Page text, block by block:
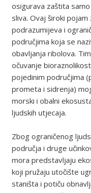
osigurava zaštita
sliva. Ovaj široki
podrazumijeva i
područjima koja se
obavljanja ribolova.
očuvanje
pojedinim područjima
prometa i sidrenja)
morski i obalni
ljudskih utjecaja.
Zbog ograničenog
područja i druge
mora predstavljaju
koji pružaju utočište
staništa i potiču